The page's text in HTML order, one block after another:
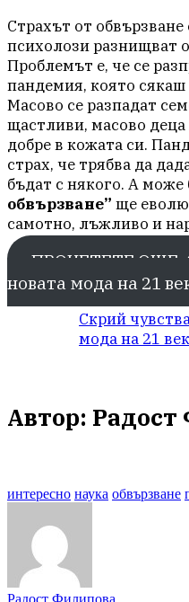
Страхът от
психолози разнищват
Проблемът е, че се
пандемия, която
Масово се разпадат
щастливи, масово деца
добре в кожата си.
страх, че трябва да
бъдат с някого. А може
обвързване” ще
самотно, лъжливо и
ПРОЧЕТЕТЕ ОЩЕ:
новата мода на 21
Скрий
мода на 21
Автор: Радост
интересно наука обвързване
Радост Филипова